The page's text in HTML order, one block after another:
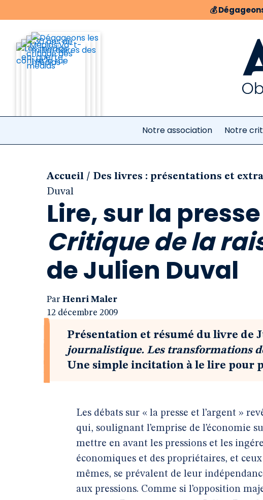
💰
Notre association Notre
Accueil / Des livres : présentations et
Duval
Lire, sur la
Critique de la
de Julien Duval
Par Henri Maler
12 décembre 2009
Présentation et résumé du livre de
journalistique. Les transformations
Une simple incitation à le lire pour
Les débats sur « la presse et l’argent »
qui, soulignant l’emprise de l’économie
mettre en avant les pressions et les
économiques et des propriétaires, et
mêmes, se prévalent de leur
aux pressions. Comme si l’opposition